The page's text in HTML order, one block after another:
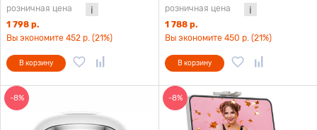
розничная цена
1 798 р.
Вы экономите 452 р. (21%)
В корзину
розничная цена
1 788 р.
Вы экономите 450 р. (21%)
В корзину
-8% -8%